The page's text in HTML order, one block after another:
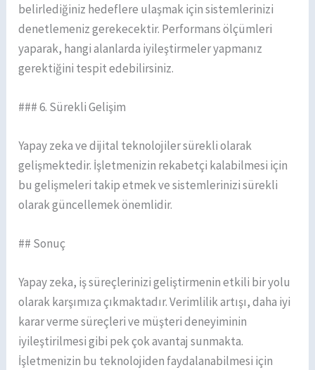
belirlediğiniz hedeflere ulaşmak için sistemlerinizi
denetlemeniz gerekecektir. Performans ölçümleri
yaparak, hangi alanlarda iyileştirmeler yapmanız
gerektiğini tespit edebilirsiniz.
### 6. Sürekli Gelişim
Yapay zeka ve dijital teknolojiler sürekli olarak
gelişmektedir. İşletmenizin rekabetçi kalabilmesi için
bu gelişmeleri takip etmek ve sistemlerinizi sürekli
olarak güncellemek önemlidir.
## Sonuç
Yapay zeka, iş süreçlerinizi geliştirmenin etkili bir yolu
olarak karşımıza çıkmaktadır. Verimlilik artışı, daha iyi
karar verme süreçleri ve müşteri deneyiminin
iyileştirilmesi gibi pek çok avantaj sunmakta.
İşletmenizin bu teknolojiden faydalanabilmesi için